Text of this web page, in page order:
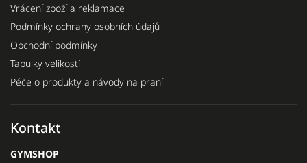
Vrácení zboží a reklamace
Podmínky ochrany osobních údajů
Obchodní podmínky
Tabulky velikostí
Péče o produkty a návody na praní
Kontakt
GYMSHOP